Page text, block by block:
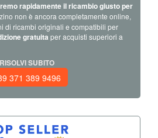
rapidamente il ricambio giusto per
non è ancora completamente online,
di ricambi originali e compatibili per
gratuita per acquisti superiori a
RISOLVI SUBITO
371 389 9496